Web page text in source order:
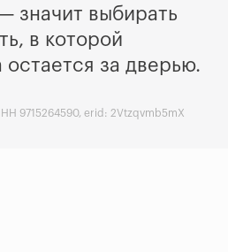
значит выбирать
в которой
остается за дверью.
9715264590, erid: 2Vtzqvmb5mX